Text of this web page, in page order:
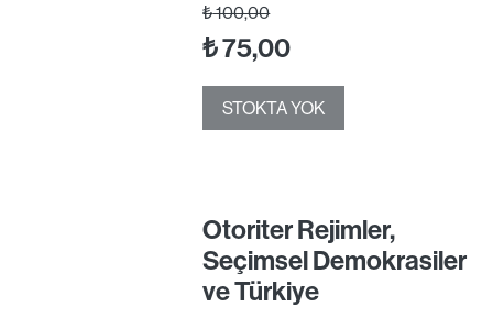
₺100,00
₺75,00
STOKTA YOK
Otoriter Rejimler,
Seçimsel Demokrasiler
ve Türkiye